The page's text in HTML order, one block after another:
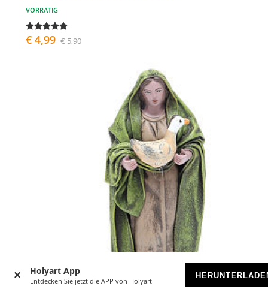
Holyart App
Entdecken Sie jetzt die APP von Holyart
VORRÄTIG
€ 4,99 € 5,90